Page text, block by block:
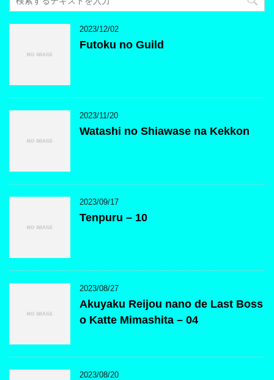
2023/12/02
Futoku no Guild
2023/11/20
Watashi no Shiawase na Kekkon
2023/09/17
Tenpuru – 10
2023/08/27
Akuyaku Reijou nano de Last Boss
o Katte Mimashita – 04
2023/08/20